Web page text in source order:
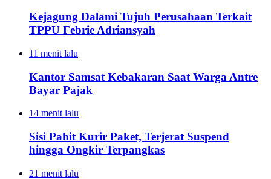
Kejagung Dalami Tujuh Perusahaan Terkait
TPPU Febrie Adriansyah
11 menit lalu
Kantor Samsat Kebakaran Saat Warga Antre
Bayar Pajak
14 menit lalu
Sisi Pahit Kurir Paket, Terjerat Suspend
hingga Ongkir Terpangkas
21 menit lalu